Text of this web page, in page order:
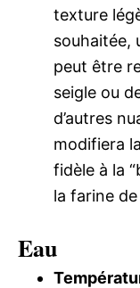
texture
souhaitée,
peut être
seigle ou
d’autres
modifiera
fidèle à la
la farine
Eau